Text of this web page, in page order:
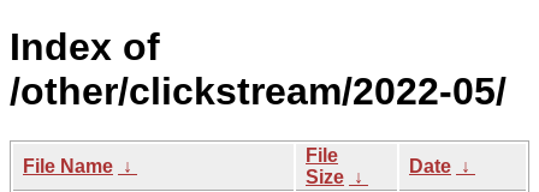
Index of
/other/clickstream/2022-05/
File Name ↓
File
Size ↓
Date ↓